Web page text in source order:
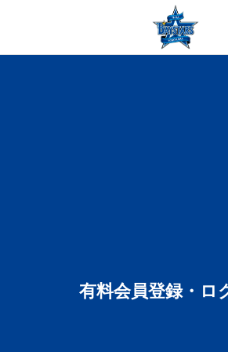
有料会員登録・ロ